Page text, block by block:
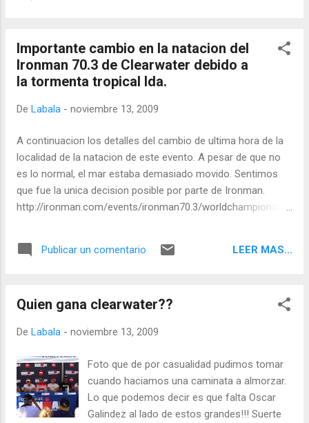
Importante cambio en la natacion del
Ironman 70.3 de Clearwater debido a
la tormenta tropical Ida.
De Labala - noviembre 13, 2009
A continuacion los detalles del cambio de ultima hora de la
localidad de la natacion de este evento. A pesar de que no
es lo normal, el mar estaba demasiado movido. Sentimos
que fue la unica decision posible por parte de Ironman.
http://ironman.com/events/ironman70.3/worldchampionship
ironman-world-championship-70.3
Publicar un comentario LEER MAS...
Quien gana clearwater??
De Labala - noviembre 13, 2009
Foto que de por casualidad pudimos tomar
cuando haciamos una caminata a almorzar.
Lo que podemos decir es que falta Oscar
Galindez al lado de estos grandes!!! Suerte